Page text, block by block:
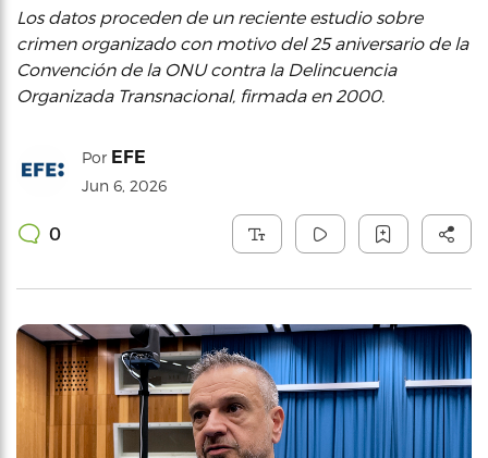
Los datos proceden de un reciente estudio sobre
crimen organizado con motivo del 25 aniversario de la
Convención de la ONU contra la Delincuencia
Organizada Transnacional, firmada en 2000.
Por EFE
Jun 6, 2026
0